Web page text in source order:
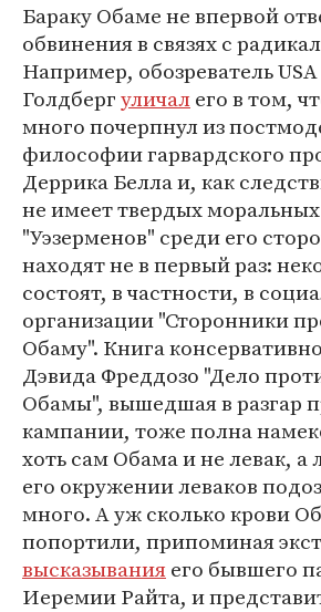
Бараку Обаме не впервой
обвинения в связях с
Например, обозреватель
Голдбергуличалего в том,
много почерпнул из
философии гарвардского
Деррика Белла и, как
не имеет твердых моральных
"Уэзерменов" среди его
находят не в первый раз:
состоят, в частности, в
организации "Сторонники
Обаму". Книга
Дэвида Фреддозо "Дело
Обамы", вышедшая в разгар
кампании, тоже полна
хоть сам Обама и не левак, а
его окружении леваков
много. А уж сколько крови
попортили, припоминая
высказыванияего бывшего
Иеремии Райта, и